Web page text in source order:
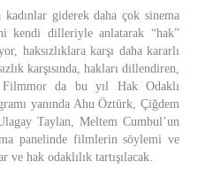
giderek daha çok sinema
kendi dilleriyle anlatarak “hak”
haksızlıklara karşı daha kararlı
karşısında, hakları dillendiren,
Filmmor da bu yıl Hak Odaklı
yanında Ahu Öztürk, Çiğdem
Taylan, Meltem Cumbul’un
panelinde filmlerin söylemi ve
ve hak odaklılık tartışılacak.